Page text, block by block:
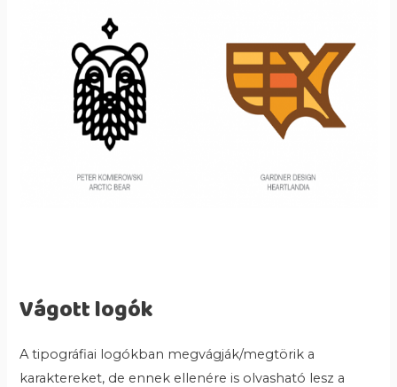
Vágott logók
A tipográfiai logókban megvágják/megtörik a
karaktereket, de ennek ellenére is olvasható lesz a